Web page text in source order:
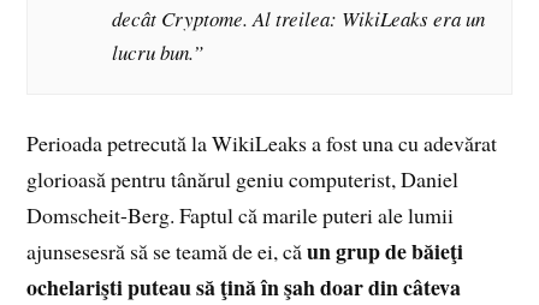
decât Cryptome. Al treilea: WikiLeaks era un
lucru bun.”
Perioada petrecută la Wiki­Leaks a fost una cu adevărat
glorioasă pentru tânărul geniu computerist, Daniel
Domscheit-Berg. Faptul că marile puteri ale lumii
ajunsesesră să se teamă de ei, căun grup de băieţi
ochelarişti puteau să ţină în şah doar din câteva